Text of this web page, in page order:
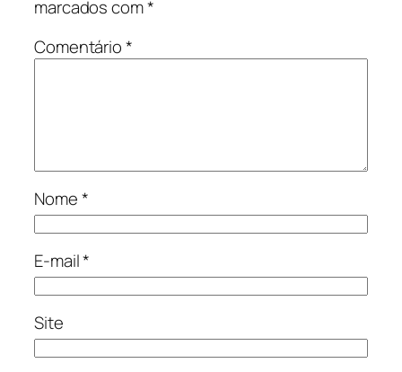
marcados com*
Comentário*
Nome*
E-mail*
Site